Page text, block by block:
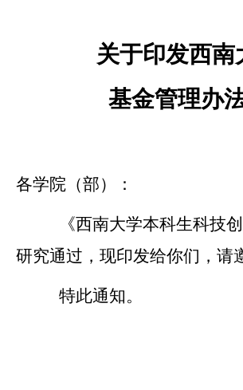
关于印发西
基金管理办
各学院（部）：
《西南大学本科生科技
研究通过，现印发给你们，请
特此通知。